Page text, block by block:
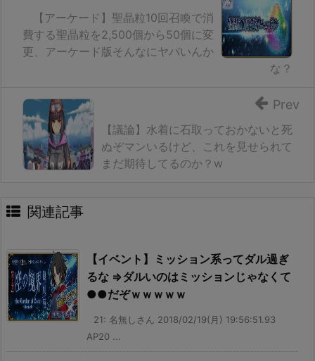
【アーケード】聖晶粒10回召喚で消
費する聖晶粒を2,500個から50個に変
更、アーケード版そんなにヤバいんか
な？
【議論】水着に石取っておかないと死
ぬぞマンいるけど、これを見せられて
まだ期待してるのか？w
Prev
関連記事
【イベント】ミッション系ってダル過ぎ
るな ⇒ダルいのはミッションじゃなくて
●●だぞｗｗｗｗｗ
21: 名無しさん 2018/02/19(月) 19:56:51.93
AP20 ...